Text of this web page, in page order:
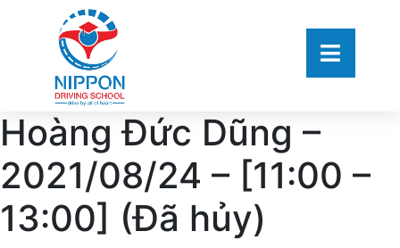
Hoàng Đức Dũng –
2021/08/24 – [11:00 –
13:00] (Đã hủy)